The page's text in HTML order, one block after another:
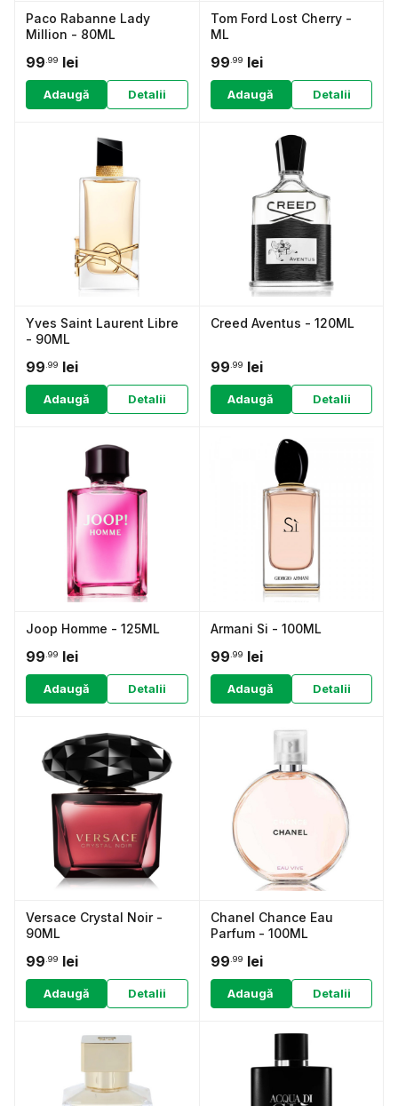
Paco Rabanne Lady
Million - 80ML
99 .99 lei
Adaugă Detalii
Tom Ford Lost Cherry -
ML
99 .99 lei
Adaugă Detalii
Yves Saint Laurent Libre
- 90ML
99 .99 lei
Adaugă Detalii
Creed Aventus - 120ML
99 .99 lei
Adaugă Detalii
Joop Homme - 125ML
99 .99 lei
Adaugă Detalii
Armani Si - 100ML
99 .99 lei
Adaugă Detalii
Versace Crystal Noir -
90ML
99 .99 lei
Adaugă Detalii
Chanel Chance Eau
Parfum - 100ML
99 .99 lei
Adaugă Detalii